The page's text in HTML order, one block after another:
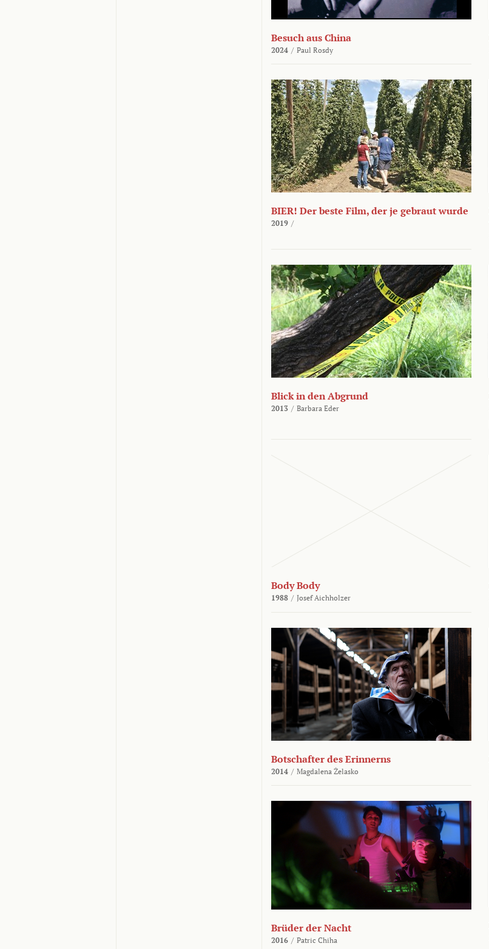
Besuch aus China
2024 / Paul Rosdy
BIER! Der beste Film, der je gebraut wurde
2019 /
Blick in den Abgrund
2013 / Barbara Eder
Body Body
1988 / Josef Aichholzer
Botschafter des Erinnerns
2014 / Magdalena Żelasko
Brüder der Nacht
2016 / Patric Chiha